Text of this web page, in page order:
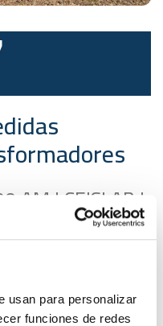
usan para personalizar
funciones de redes
| CEISLAB |
próximos
en las instalaciones